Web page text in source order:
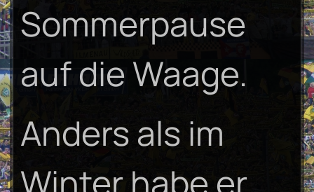
Sommerpause
auf die Waage.
Anders als im
Winter habe er